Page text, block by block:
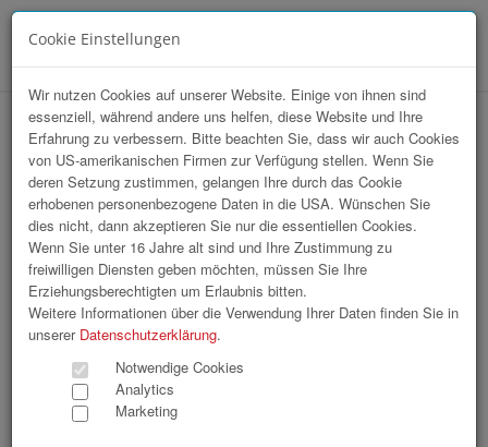
hr-lounge Mitte zu Gast bei delfortgroup
AG
Cookie Einstellungen
Wir nutzen Cookies auf unserer Website. Einige von ihnen sind
essenziell, während andere uns helfen, diese Website und Ihre
Erfahrung zu verbessern. Bitte beachten Sie, dass wir auch Cookies
von US-amerikanischen Firmen zur Verfügung stellen. Wenn Sie
deren Setzung zustimmen, gelangen Ihre durch das Cookie
erhobenen personenbezogene Daten in die USA. Wünschen Sie
dies nicht, dann akzeptieren Sie nur die essentiellen Cookies.
Wenn Sie unter 16 Jahre alt sind und Ihre Zustimmung zu
freiwilligen Diensten geben möchten, müssen Sie Ihre
Erziehungsberechtigten um Erlaubnis bitten.
Weitere Informationen über die Verwendung Ihrer Daten finden Sie in
unserer Datenschutzerklärung.
Notwendige Cookies
Analytics
Marketing